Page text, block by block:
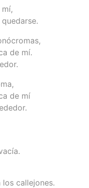
de mí.
de mí
callejones.